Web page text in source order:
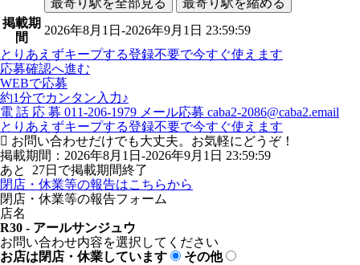
最寄り駅を全部見る
最寄り駅を縮める
掲載期
間
2026年8月1日-2026年9月1日 23:59:59
とりあえずキープする登録不要で今すぐ使えます
応募確認へ進む
WEBで応募
約1分でカンタン入力♪
電 話 応 募 011-206-1979 メール応募 caba2-2086@caba2.email
とりあえずキープする登録不要で今すぐ使えます
お問い合わせだけでも大丈夫。お気軽にどうぞ！
掲載期間：2026年8月1日-2026年9月1日 23:59:59
あと 27日で掲載期間終了
閉店・休業等の報告はこちらから
閉店・休業等の報告フォーム
店名
R30 - アールサンジュウ
お問い合わせ内容を選択してください
お店は閉店・休業しています
その他